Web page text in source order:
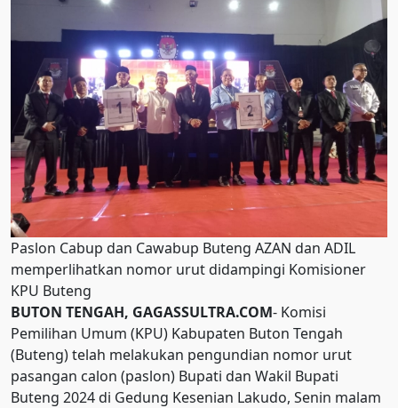
Paslon Cabup dan Cawabup Buteng AZAN dan ADIL
memperlihatkan nomor urut didampingi Komisioner
KPU Buteng
BUTON TENGAH, GAGASSULTRA.COM- Komisi
Pemilihan Umum (KPU) Kabupaten Buton Tengah
(Buteng) telah melakukan pengundian nomor urut
pasangan calon (paslon) Bupati dan Wakil Bupati
Buteng 2024 di Gedung Kesenian Lakudo, Senin malam